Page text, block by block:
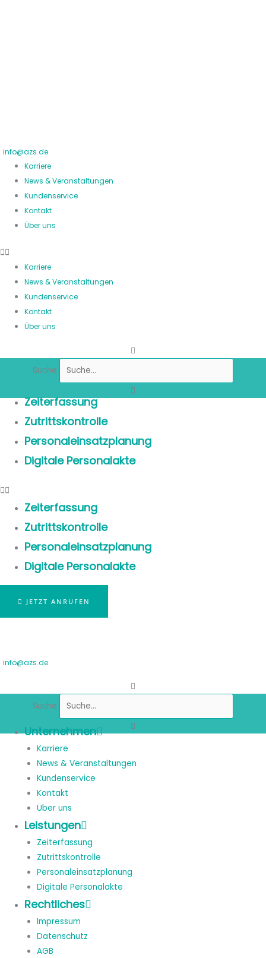
info@azs.de
Karriere
News & Veranstaltungen
Kundenservice
Kontakt
Über uns
Karriere
News & Veranstaltungen
Kundenservice
Kontakt
Über uns
Suche
Zeiterfassung
Zutrittskontrolle
Personaleinsatzplanung
Digitale Personalakte
Zeiterfassung
Zutrittskontrolle
Personaleinsatzplanung
Digitale Personalakte
JETZT ANRUFEN
info@azs.de
Suche
Unternehmen
Karriere
News & Veranstaltungen
Kundenservice
Kontakt
Über uns
Leistungen
Zeiterfassung
Zutrittskontrolle
Personaleinsatzplanung
Digitale Personalakte
Rechtliches
Impressum
Datenschutz
AGB